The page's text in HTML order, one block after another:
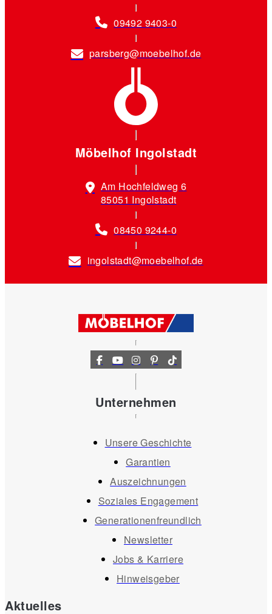
09492 9403-0
parsberg@moebelhof.de
Möbelhof Ingolstadt
Am Hochfeldweg 6
85051 Ingolstadt
08450 9244-0
ingolstadt@moebelhof.de
Unternehmen
Unsere Geschichte
Garantien
Auszeichnungen
Soziales Engagement
Generationenfreundlich
Newsletter
Jobs & Karriere
Hinweisgeber
Aktuelles